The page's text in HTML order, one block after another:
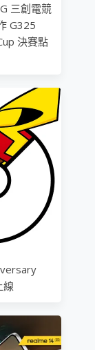
三創電競
G325
決賽點
線